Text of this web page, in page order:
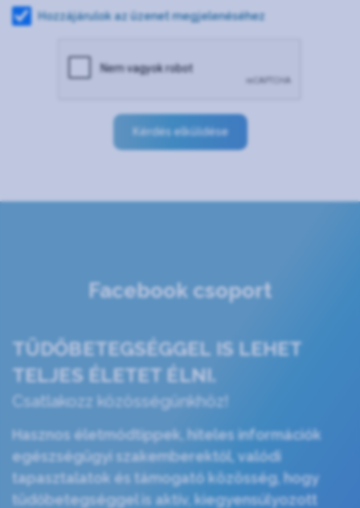
Hozzájárulok az üzenet megjelenéséhez
Kérdés elküldése
Facebook csoport
TÜDŐBETEGSÉGGEL IS LEHET
TELJES ÉLETET ÉLNI.
Csatlakozz közösségünkhöz!
Hasznos életmódtippek, hiteles információk
egészségügyi szakemberektől, valódi
tapasztalatok és támogató közösség, hogy
tüdőbetegséggel is aktív, kiegyensúlyozott